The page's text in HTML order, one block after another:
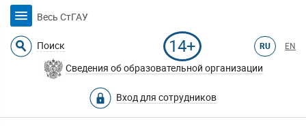
Весь СтГАУ
Поиск 14+ RU EN
Сведения об образовательной организации
Вход для сотрудников